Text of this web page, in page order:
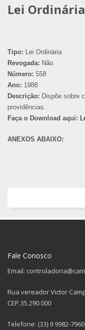
Lei Ordinária
Tipo: Lei Ordinária
Revogada: Não
Número: 558
Ano: 1988
Descrição: Dispõe sobre
providências.
Faça o Download aqui:
ANEXOS ABAIXO:
Fale Conosco
Email:
Rua vereador Victor
CEP.35.290.000
Telefone: (33) 9 9982-7960